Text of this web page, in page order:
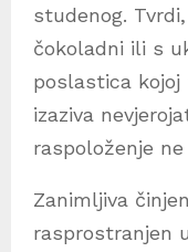
studenog.
čokoladni ili s
poslastica
izaziva
raspoloženje
Zanimljiva
rasprostranjen